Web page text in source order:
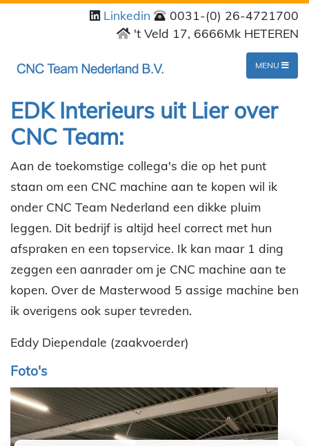
Linkedin
0031-(0) 26-4721700
't Veld 17, 6666Mk HETEREN
MENU
EDK Interieurs uit Lier over
CNC Team:
Aan de toekomstige collega's die op het punt
staan om een CNC machine aan te kopen wil ik
onder CNC Team Nederland een dikke pluim
leggen. Dit bedrijf is altijd heel correct met hun
afspraken en een topservice. Ik kan maar 1 ding
zeggen een aanrader om je CNC machine aan te
kopen. Over de Masterwood 5 assige machine ben
ik overigens ook super tevreden.
Eddy Diependale (zaakvoerder)
Foto's